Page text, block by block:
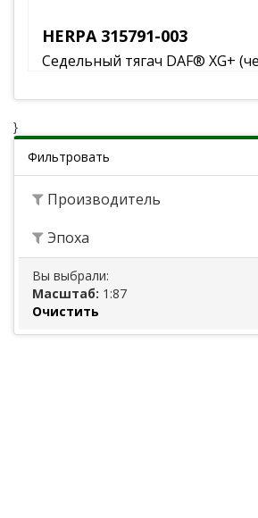
HERPA 315791-003
Седельный тягач DAF® XG+
}
Фильтровать
Производитель
Эпоха
Вы выбрали:
Масштаб: 1:87
Очистить